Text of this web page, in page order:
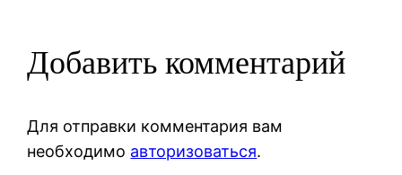
Добавить комментарий
Для отправки комментария вам
необходимо авторизоваться.